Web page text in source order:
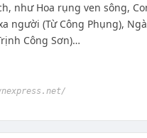
như Hoa rụng ven sông,
người (Từ Công Phụng),
Công Sơn)…